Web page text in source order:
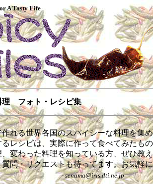
A Tasty Life
理 フォト・レシピ集
れる世界各国のスパイシーな料理を集
レシピは、実際に作って食べてみたも
変わった料理を知っている方、ぜひ教
問・リクエストも待ってます。お気軽
- senuma@iris.dti.ne.jp